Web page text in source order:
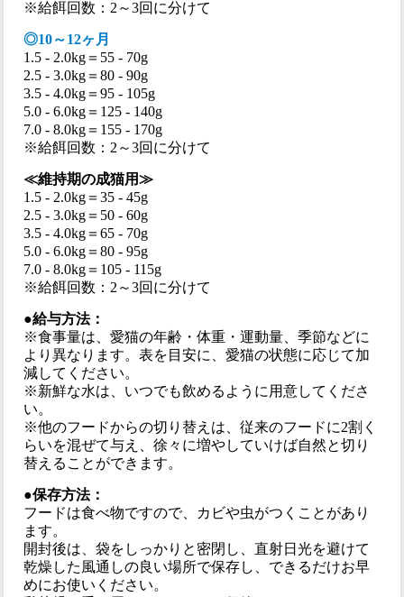
※給餌回数：2～3回に分けて
◎10～12ヶ月
1.5 - 2.0kg＝55 - 70g
2.5 - 3.0kg＝80 - 90g
3.5 - 4.0kg＝95 - 105g
5.0 - 6.0kg＝125 - 140g
7.0 - 8.0kg＝155 - 170g
※給餌回数：2～3回に分けて
≪維持期の成猫用≫
1.5 - 2.0kg＝35 - 45g
2.5 - 3.0kg＝50 - 60g
3.5 - 4.0kg＝65 - 70g
5.0 - 6.0kg＝80 - 95g
7.0 - 8.0kg＝105 - 115g
※給餌回数：2～3回に分けて
●給与方法：
※食事量は、愛猫の年齢・体重・運動量、季節などに
より異なります。表を目安に、愛猫の状態に応じて加
減してください。
※新鮮な水は、いつでも飲めるように用意してくださ
い。
※他のフードからの切り替えは、従来のフードに2割く
らいを混ぜて与え、徐々に増やしていけば自然と切り
替えることができます。
●保存方法：
フードは食べ物ですので、カビや虫がつくことがあり
ます。
開封後は、袋をしっかりと密閉し、直射日光を避けて
乾燥した風通しの良い場所で保存し、できるだけお早
めにお使いください。